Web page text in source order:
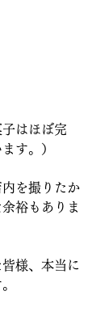
はほぼ完
す。）
を撮りたか
裕もありま
様、本当に